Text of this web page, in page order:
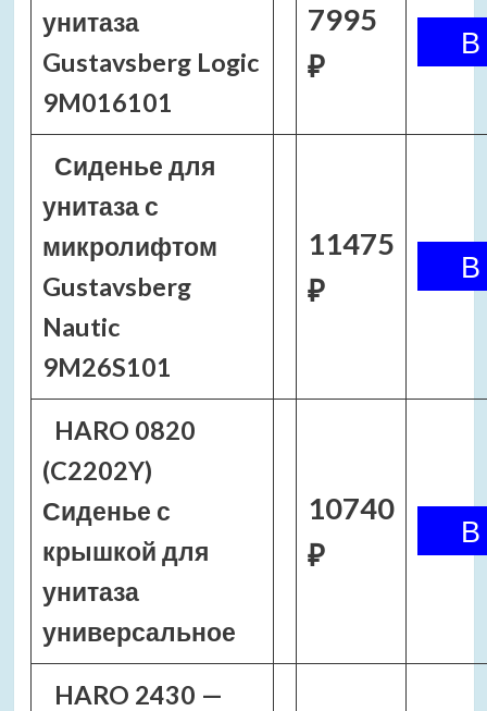
унитаза
Gustavsberg Logic
9M016101
7995
₽
Сиденье для
унитаза с
микролифтом
Gustavsberg
Nautic
9M26S101
11475
₽
HARO 0820
(C2202Y)
Сиденье с
крышкой для
унитаза
универсальное
10740
₽
HARO 2430 —